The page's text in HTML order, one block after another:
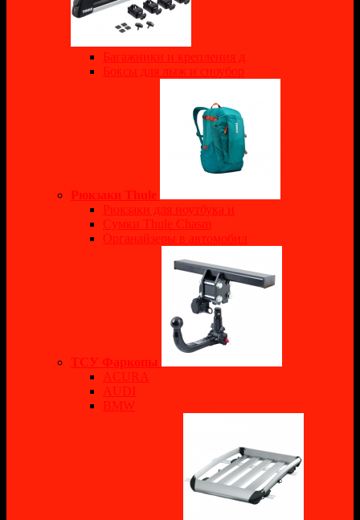
Багажники и крепления д
Боксы для лыж и сноубор
Рюкзаки Thule
Рюкзаки для ноутбука и
Сумки Thule Chasm
Органайзеры в автомобил
ТСУ Фаркопы
ACURA
AUDI
BMW